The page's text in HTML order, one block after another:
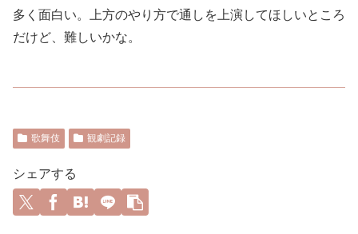
多く面白い。上方のやり方で通しを上演してほしいところ
だけど、難しいかな。
歌舞伎 観劇記録
シェアする